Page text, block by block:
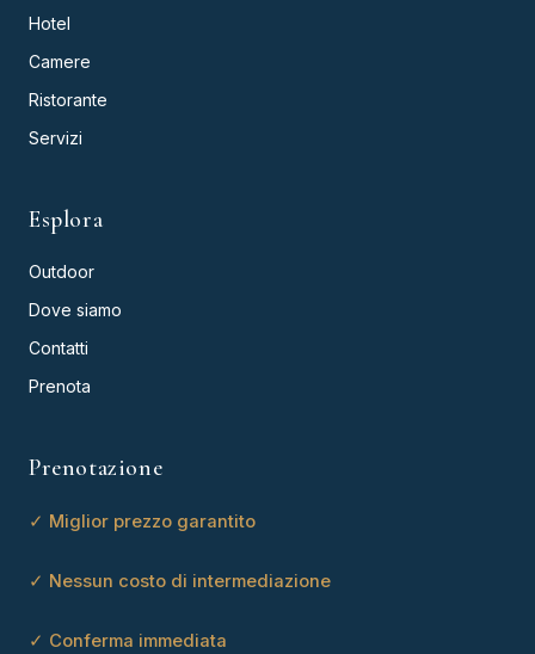
Hotel
Camere
Ristorante
Servizi
Esplora
Outdoor
Dove siamo
Contatti
Prenota
Prenotazione
✓ Miglior prezzo garantito
✓ Nessun costo di intermediazione
✓ Conferma immediata